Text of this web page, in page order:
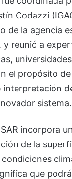
Codazzi
de la agencia
y reunió a
el propósito
interpretación
sistema.
incorpora
de la
que